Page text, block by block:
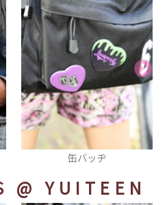
リュック
@ YUITEEN